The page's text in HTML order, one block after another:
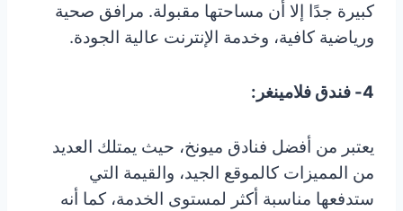
كبيرة جدًا إلا أن مساحتها مقبولة. مرافق صحية
ورياضية كافية، وخدمة الإنترنت عالية الجودة.
4- فندق فلامينغر:
يعتبر من أفضل فنادق ميونخ، حيث يمتلك العديد
من المميزات كالموقع الجيد، والقيمة التي
ستدفعها مناسبة أكثر لمستوى الخدمة، كما أنه